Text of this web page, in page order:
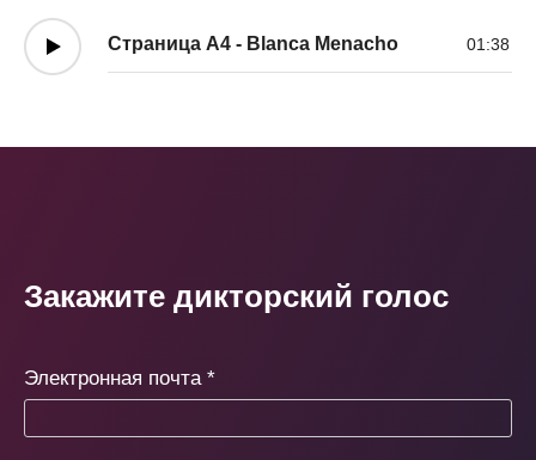
Страница A4 - Blanca Menacho 01:38
Закажите дикторский голос
Электронная почта *